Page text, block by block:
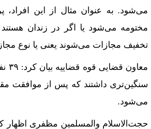
تخفیف مجازات می‌شوند یعنی یا نوع
سنگین‌تری داشتند که پس از موافقت
می‌شود.
حجت‌الاسلام والمسلمین مظفری اظهار